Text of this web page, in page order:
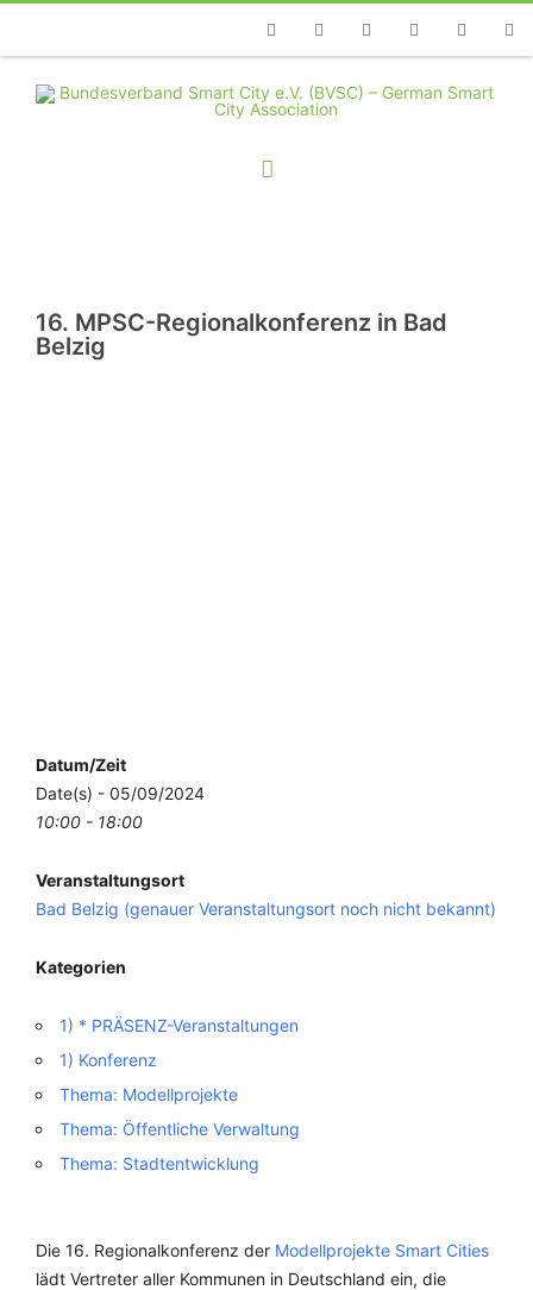
TelefonFacebookTwitterYoutubeInstagramLinkedin
16. MPSC-Regionalkonferenz in Bad
Belzig
Datum/Zeit
Date(s) - 05/09/2024
10:00 - 18:00
Veranstaltungsort
Bad Belzig (genauer Veranstaltungsort noch nicht bekannt)
Kategorien
1) * PRÄSENZ-Veranstaltungen
1) Konferenz
Thema: Modellprojekte
Thema: Öffentliche Verwaltung
Thema: Stadtentwicklung
Die 16. Regionalkonferenz der Modellprojekte Smart Cities
lädt Vertreter aller Kommunen in Deutschland ein, die